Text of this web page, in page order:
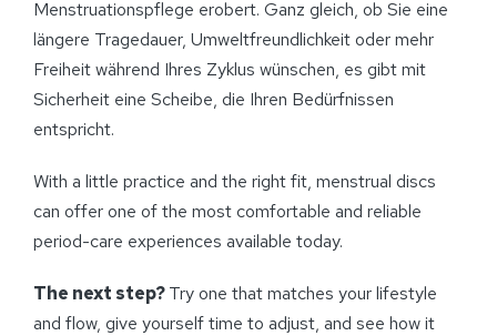
Menstruationspflege erobert. Ganz gleich, ob Sie eine
längere Tragedauer, Umweltfreundlichkeit oder mehr
Freiheit während Ihres Zyklus wünschen, es gibt mit
Sicherheit eine Scheibe, die Ihren Bedürfnissen
entspricht.
With a little practice and the right fit, menstrual discs
can offer one of the most comfortable and reliable
period-care experiences available today.
The next step?Try one that matches your lifestyle
and flow, give yourself time to adjust, and see how it